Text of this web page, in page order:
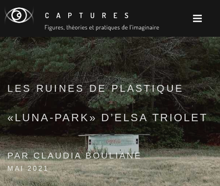
LES RUINES DE PLASTIQUE
«LUNA-PARK» D’ELSA TRIOLET
PAR CLAUDIA BOULIANE
MAI 2021